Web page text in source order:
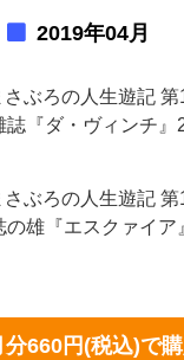
2019年04月
さぶろの人生遊記
『ダ・ヴィンチ』
さぶろの人生遊記
雄『エスクァイア
分660円(税込)で